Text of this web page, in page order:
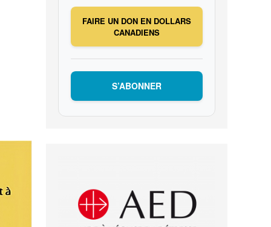
FAIRE UN DON EN DOLLARS
CANADIENS
S’ABONNER